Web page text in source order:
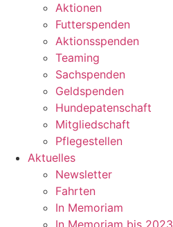
Aktionen
Futterspenden
Aktionsspenden
Teaming
Sachspenden
Geldspenden
Hundepatenschaft
Mitgliedschaft
Pflegestellen
Aktuelles
Newsletter
Fahrten
In Memoriam